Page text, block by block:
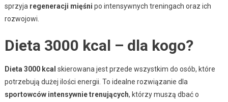
sprzyja regeneracji mięśni po intensywnych treningach oraz ich
rozwojowi.
Dieta 3000 kcal – dla kogo?
Dieta 3000 kcal skierowana jest przede wszystkim do osób, które
potrzebują dużej ilości energii. To idealne rozwiązanie dla
sportowców intensywnie trenujących, którzy muszą dbać o